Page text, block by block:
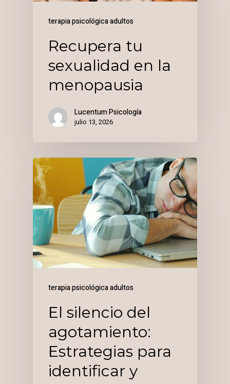
terapia psicológica adultos
Recupera tu
sexualidad en la
menopausia
Lucentum Psicología
julio 13, 2026
terapia psicológica adultos
El silencio del
agotamiento:
Estrategias para
identificar y